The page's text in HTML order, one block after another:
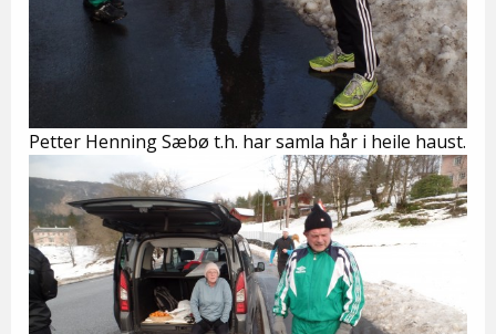
Petter Henning Sæbø t.h. har samla hår i heile haust.